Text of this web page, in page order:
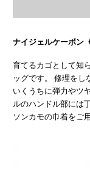
ナイジェルケーボン
育てるカゴとして知
ッグです。 修理をし
いくうちに弾力やツ
ルのハンドル部には
ソンカモの巾着をご